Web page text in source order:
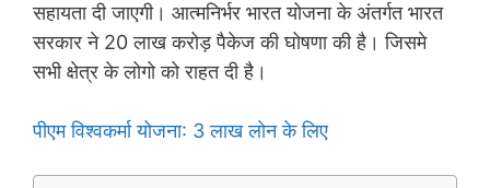
सहायता दी जाएगी। आत्मनिर्भर भारत योजना के अंतर्गत भारत
सरकार ने 20 लाख करोड़ पैकेज की घोषणा की है। जिसमे
सभी क्षेत्र के लोगो को राहत दी है।
पीएम विश्वकर्मा योजना: 3 लाख लोन के लिए